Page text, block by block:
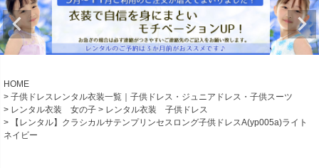
カテゴリ詳細→ サイズで選ぶ→
Rentalレンタル
性別・サイズで絞り込む→
Startはじめに
01
02 サイズの選び方
測り方と目安
HOME
子供ドレスレンタル衣装一覧｜子供ドレス・ジュニアドレス・子供スーツ
レンタル衣装 女の子
レンタル衣装 子供ドレス
【レンタル】クラシカルサテンプリンセスロング子供ドレスA(yp005a)ライト
ネイビー